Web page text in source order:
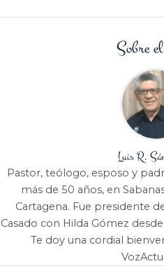
Sobre
Luis R.
Pastor, teólogo, esposo y
más de 50 años, en
Cartagena. Fue presidente
Casado con Hilda Gómez
Te doy una cordial